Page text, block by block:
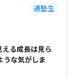
通塾生
る成長は見ら
うな気がしま